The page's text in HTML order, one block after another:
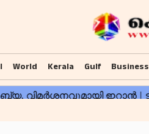
World Kerala Gulf Business